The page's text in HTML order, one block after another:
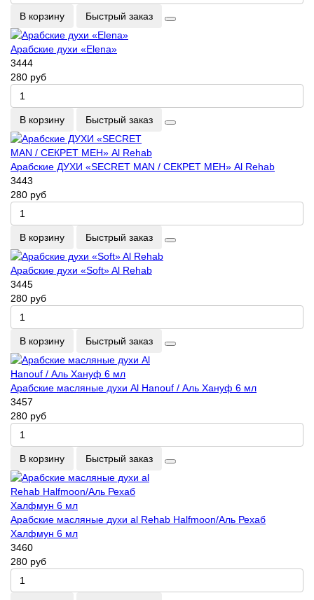
В корзину Быстрый заказ
Арабские духи «Elena»
3444
280 руб
В корзину Быстрый заказ
Арабские ДУХИ «SECRET MAN / СЕКРЕТ МЕН» Al Rehab
3443
280 руб
В корзину Быстрый заказ
Арабские духи «Soft» Al Rehab
3445
280 руб
В корзину Быстрый заказ
Арабские масляные духи Al Hanouf / Аль Хануф 6 мл
3457
280 руб
В корзину Быстрый заказ
Арабские масляные духи al Rehab Halfmoon/Аль Рехаб
Халфмун 6 мл
3460
280 руб